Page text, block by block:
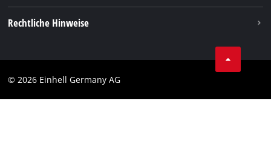
Vertrag widerrufen
Rechtliche Hinweise
Impressum
© 2026 Einhell Germany AG